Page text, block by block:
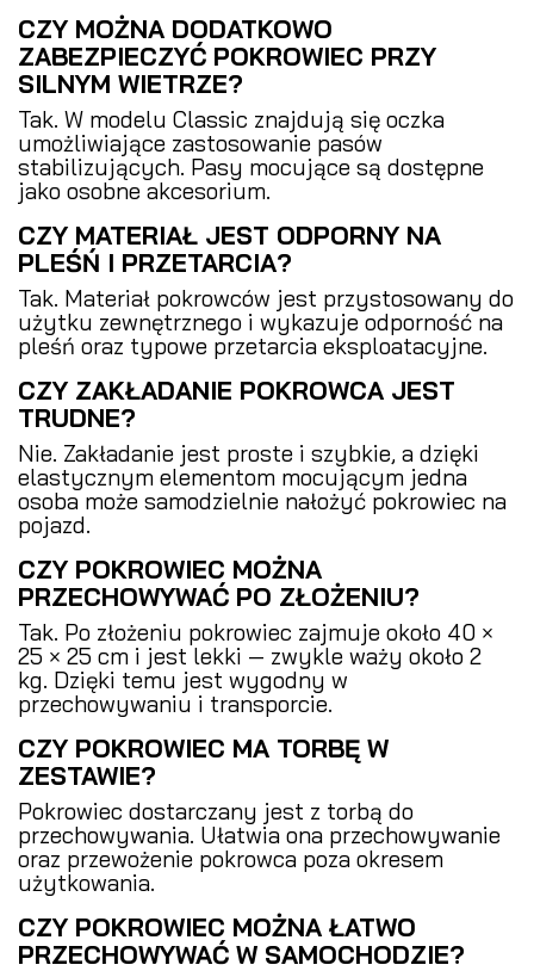
CZY MOŻNA DODATKOWO
ZABEZPIECZYĆ POKROWIEC PRZY
SILNYM WIETRZE?
Tak. W modelu Classic znajdują się oczka
umożliwiające zastosowanie pasów
stabilizujących. Pasy mocujące są dostępne
jako osobne akcesorium.
CZY MATERIAŁ JEST ODPORNY NA
PLEŚŃ I PRZETARCIA?
Tak. Materiał pokrowców jest przystosowany do
użytku zewnętrznego i wykazuje odporność na
pleśń oraz typowe przetarcia eksploatacyjne.
CZY ZAKŁADANIE POKROWCA JEST
TRUDNE?
Nie. Zakładanie jest proste i szybkie, a dzięki
elastycznym elementom mocującym jedna
osoba może samodzielnie nałożyć pokrowiec na
pojazd.
CZY POKROWIEC MOŻNA
PRZECHOWYWAĆ PO ZŁOŻENIU?
Tak. Po złożeniu pokrowiec zajmuje około 40 ×
25 × 25 cm i jest lekki — zwykle waży około 2
kg. Dzięki temu jest wygodny w
przechowywaniu i transporcie.
CZY POKROWIEC MA TORBĘ W
ZESTAWIE?
Pokrowiec dostarczany jest z torbą do
przechowywania. Ułatwia ona przechowywanie
oraz przewożenie pokrowca poza okresem
użytkowania.
CZY POKROWIEC MOŻNA ŁATWO
PRZECHOWYWAĆ W SAMOCHODZIE?